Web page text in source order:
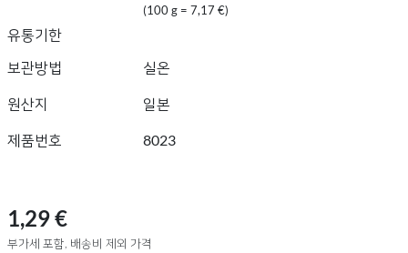
(100 g = 7,17 €)
유통기한
보관방법
실온
원산지 일본
제품번호 8023
1,29 €
부가세 포함, 배송비 제외 가격